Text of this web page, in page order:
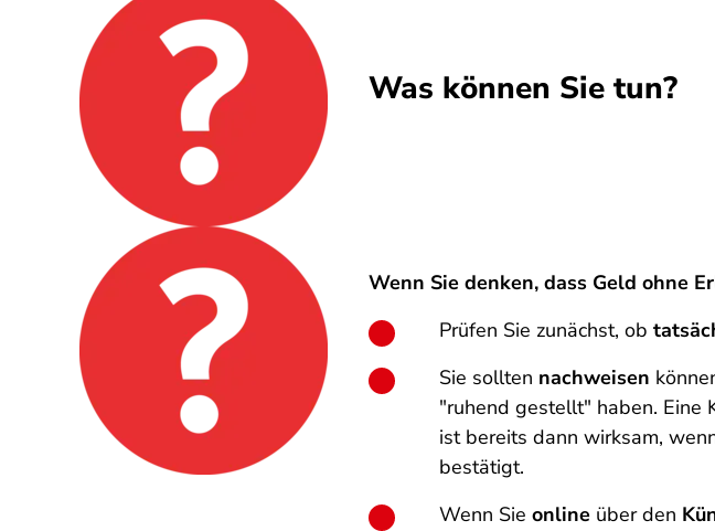
Was können Sie tun?
Wenn Sie denken, dass Geld ohne
Prüfen Sie zunächst, ob
Sie sollten nachweisen
"ruhend gestellt" haben. Eine
ist bereits dann wirksam,
bestätigt.
Wenn Sieonline über den